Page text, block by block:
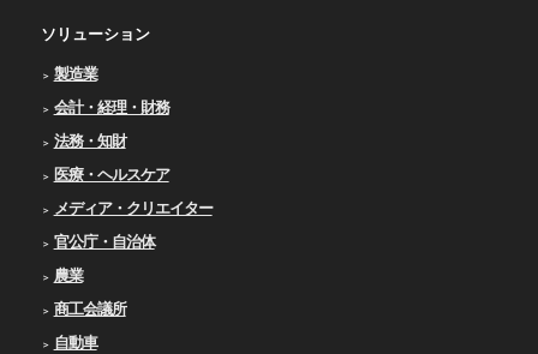
ソリューション
製造業
会計・経理・財務
法務・知財
医療・ヘルスケア
メディア・クリエイター
官公庁・自治体
農業
商工会議所
自動車